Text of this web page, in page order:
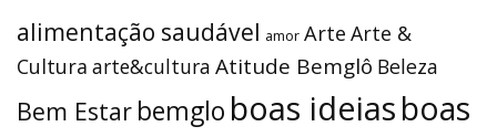
alimentação saudável amor Arte Arte &
Cultura arte&cultura Atitude Bemglô Beleza
Bem Estar bemglo boas ideiasboas